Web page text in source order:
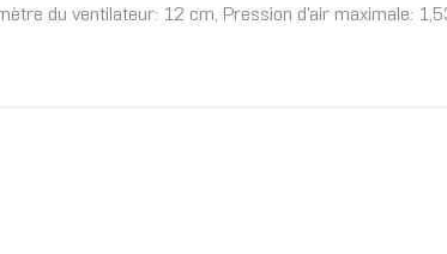
du ventilateur: 12 cm, Pression d'air maximale: